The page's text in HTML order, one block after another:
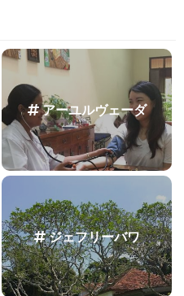
アーユルヴェーダ
ジェフリーバワ